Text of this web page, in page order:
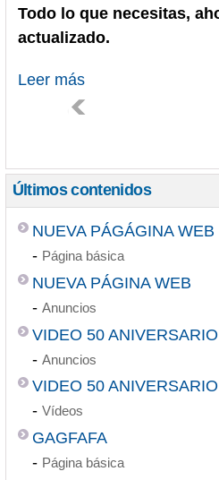
Todo lo que necesitas,
actualizado.
Leer más
Últimos contenidos
NUEVA PÁGÁGINA WEB
- Página básica
NUEVA PÁGINA WEB
- Anuncios
VIDEO 50 ANIVERSARIO
- Anuncios
VIDEO 50
- Vídeos
GAGFAFA
- Página básica